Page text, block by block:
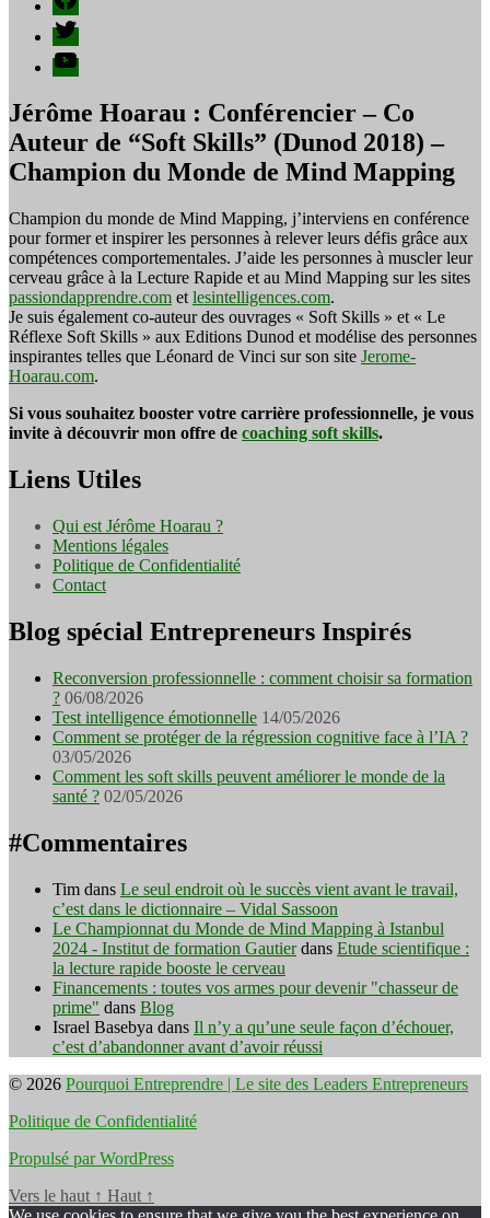
Twitter
YouTube
Jérôme Hoarau : Conférencier – Co
Auteur de “Soft Skills” (Dunod 2018) –
Champion du Monde de Mind Mapping
Champion du monde de Mind Mapping, j’interviens en conférence
pour former et inspirer les personnes à relever leurs défis grâce aux
compétences comportementales. J’aide les personnes à muscler leur
cerveau grâce à la Lecture Rapide et au Mind Mapping sur les sites
passiondapprendre.com et lesintelligences.com.
Je suis également co-auteur des ouvrages « Soft Skills » et « Le
Réflexe Soft Skills » aux Editions Dunod et modélise des personnes
inspirantes telles que Léonard de Vinci sur son site Jerome-
Hoarau.com.
Si vous souhaitez booster votre carrière professionnelle, je vous
invite à découvrir mon offre de coaching soft skills.
Liens Utiles
Qui est Jérôme Hoarau ?
Mentions légales
Politique de Confidentialité
Contact
Blog spécial Entrepreneurs Inspirés
Reconversion professionnelle : comment choisir sa formation
? 06/08/2026
Test intelligence émotionnelle 14/05/2026
Comment se protéger de la régression cognitive face à l’IA ?
03/05/2026
Comment les soft skills peuvent améliorer le monde de la
santé ? 02/05/2026
#Commentaires
Tim dans Le seul endroit où le succès vient avant le travail,
c’est dans le dictionnaire – Vidal Sassoon
Le Championnat du Monde de Mind Mapping à Istanbul
2024 - Institut de formation Gautierdans Etude scientifique :
la lecture rapide booste le cerveau
Financements : toutes vos armes pour devenir "chasseur de
prime" dans Blog
Israel Basebya dans Il n’y a qu’une seule façon d’échouer,
c’est d’abandonner avant d’avoir réussi
© 2026 Pourquoi Entreprendre | Le site des Leaders Entrepreneurs
Politique de Confidentialité
Propulsé par WordPress
Vers le haut ↑ Haut ↑